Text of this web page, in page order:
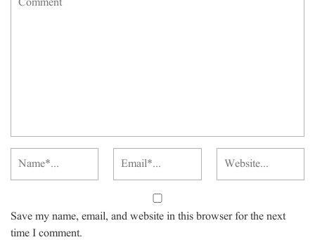
Save my name, email, and website in this browser for the next
time I comment.